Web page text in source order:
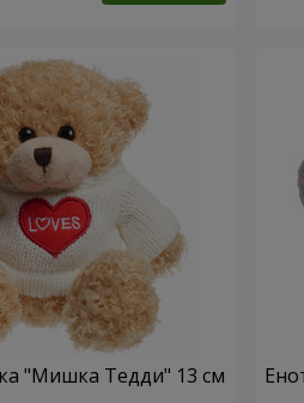
"Мишка Тедди" 13 см